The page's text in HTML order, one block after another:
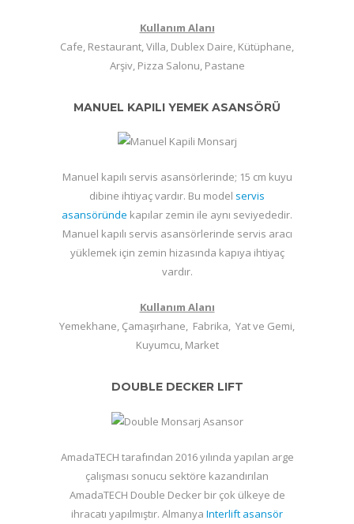
Kullanım Alanı
Cafe, Restaurant, Villa, Dublex Daire, Kütüphane,
Arşiv, Pizza Salonu, Pastane
MANUEL KAPILI YEMEK ASANSÖRÜ
Manuel kapılı servis asansörlerinde; 15 cm kuyu
dibine ihtiyaç vardır. Bu model servis
asansöründe kapılar zemin ile aynı seviyededir.
Manuel kapılı servis asansörlerinde servis aracı
yüklemek için zemin hizasında kapıya ihtiyaç
vardır.
Kullanım Alanı
Yemekhane, Çamaşırhane, Fabrika, Yat ve Gemi,
Kuyumcu, Market
DOUBLE DECKER LIFT
AmadaTECH tarafından 2016 yılında yapılan arge
çalışması sonucu sektöre kazandırılan
AmadaTECH Double Decker bir çok ülkeye de
ihracatı yapılmıştır. Almanya Interlift asansör